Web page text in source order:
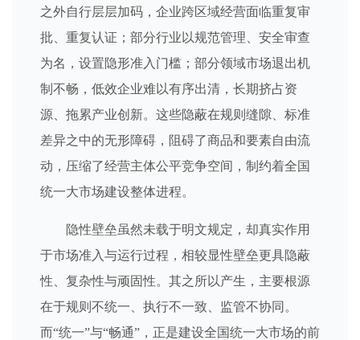
之外自行层层加码，企业跨区域经营面临重复审
批、重复认证；部分行业以规范管理、安全审查
为名，设置隐形准入门槛；部分领域市场退出机
制不畅，低效企业难以有序出清，长期挤占资
源、拖累产业创新。这些隐蔽在规则缝隙、标准
差异之中的无形障碍，阻碍了商品和要素自由流
动，压缩了经营主体公平竞争空间，制约着全国
统一大市场建设整体进程。
隐性壁垒虽然未载于明文规定，却真实作用
于市场准入与运行过程，相较显性壁垒更具隐蔽
性、复杂性与顽固性。其之所以产生，主要根源
在于规则不统一、执行不一致、监管不协同。
而“统一”与“畅通”，正是建设全国统一大市场的前